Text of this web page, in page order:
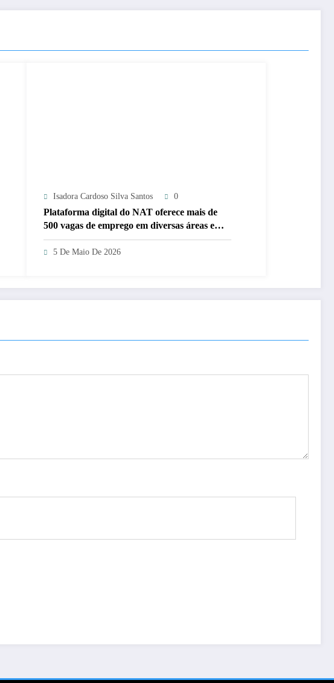
Isadora Cardoso Silva Santos 0
Plataforma digital do NAT oferece mais de
500 vagas de emprego em diversas áreas em
Sergipe
5 De Maio De 2026